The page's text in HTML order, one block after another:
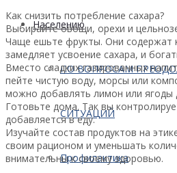
Населению
ПО ВОПРОСАМ
СИТУАЦИЙ
Профилактика
Как снизить потребление сахара?
Выбирайте овощи, орехи и
Чаще ешьте фрукты. Они содержат
замедляет усвоение сахара, и
Вместо сладких газированных
пейте чистую воду, морсы или
можно добавлять лимон или ягоды
Готовьте дома. Так вы
добавляется в еду.
Изучайте состав продуктов на
своим рационом и уменьшать
внимательны к своему здоровью.